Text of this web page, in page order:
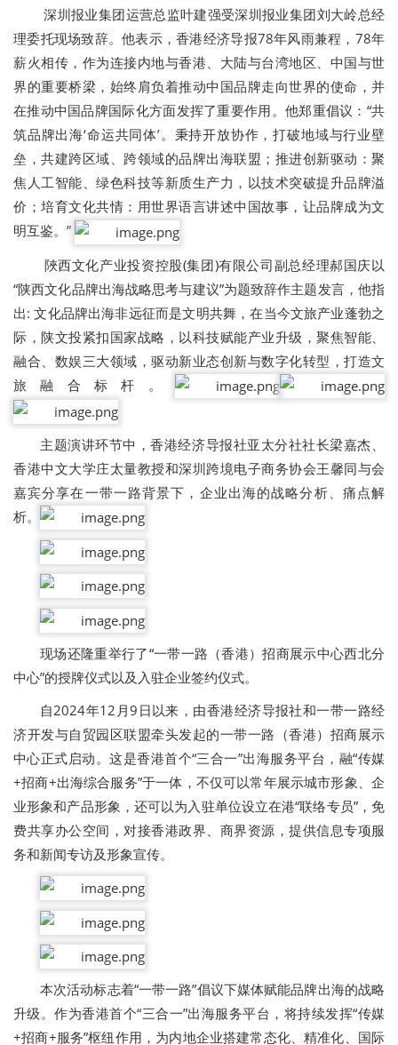
深圳报业集团运营总监叶建强受深圳报业集团刘大岭总经
理委托现场致辞。他表示，香港经济导报78年风雨兼程，78年
薪火相传，作为连接内地与香港、大陆与台湾地区、中国与世
界的重要桥梁，始终肩负着推动中国品牌走向世界的使命，并
在推动中国品牌国际化方面发挥了重要作用。他郑重倡议：“共
筑品牌出海‘命运共同体’。秉持开放协作，打破地域与行业壁
垒，共建跨区域、跨领域的品牌出海联盟；推进创新驱动：聚
焦人工智能、绿色科技等新质生产力，以技术突破提升品牌溢
价；培育文化共情：用世界语言讲述中国故事，让品牌成为文
明互鉴。”
陜西文化产业投资控股(集团)有限公司副总经理郝国庆以
“陕西文化品牌出海战略思考与建议”为题致辞作主题发言，他指
出: 文化品牌出海非远征而是文明共舞，在当今文旅产业蓬勃之
际，陕文投紧扣国家战略，以科技赋能产业升级，聚焦智能、
融合、数娱三大领域，驱动新业态创新与数字化转型，打造文
旅融合标杆。
主题演讲环节中，香港经济导报社亚太分社社长梁嘉杰、
香港中文大学庄太量教授和深圳跨境电子商务协会王馨同与会
嘉宾分享在一带一路背景下，企业出海的战略分析、痛点解
析。
现场还隆重举行了“一带一路（香港）招商展示中心西北分
中心”的授牌仪式以及入驻企业签约仪式。
自2024年12月9日以来，由香港经济导报社和一带一路经
济开发与自贸园区联盟牵头发起的一带一路（香港）招商展示
中心正式启动。这是香港首个“三合一”出海服务平台，融“传媒
+招商+出海综合服务”于一体，不仅可以常年展示城市形象、企
业形象和产品形象，还可以为入驻单位设立在港“联络专员”，免
费共享办公空间，对接香港政界、商界资源，提供信息专项服
务和新闻专访及形象宣传。
本次活动标志着“一带一路”倡议下媒体赋能品牌出海的战略
升级。作为香港首个“三合一”出海服务平台，将持续发挥“传媒
+招商+服务”枢纽作用，为内地企业搭建常态化、精准化、国际